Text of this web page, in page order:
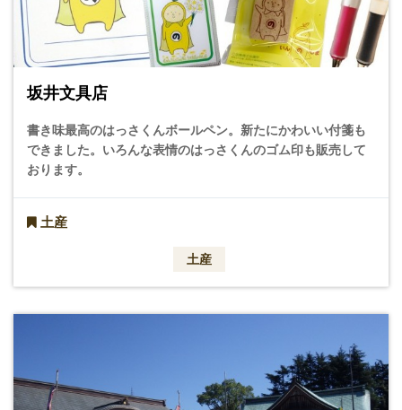
坂井文具店
書き味最高のはっさくんボールペン。新たにかわいい付箋も
できました。いろんな表情のはっさくんのゴム印も販売して
おります。
土産
土産